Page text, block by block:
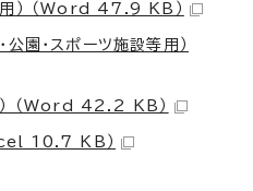
用） （Word 47.9 KB）
園・スポーツ施設等用）
） （Word 42.2 KB）
10.7 KB）